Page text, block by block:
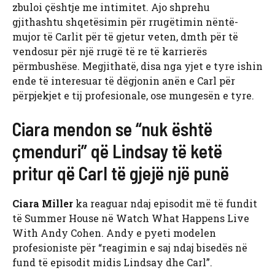
zbuloi çështje me intimitet. Ajo shprehu
gjithashtu shqetësimin për rrugëtimin nëntë-
mujor të Carlit për të gjetur veten, dmth për të
vendosur për një rrugë të re të karrierës
përmbushëse. Megjithatë, disa nga yjet e tyre ishin
ende të interesuar të dëgjonin anën e Carl për
përpjekjet e tij profesionale, ose mungesën e tyre.
Ciara mendon se “nuk është
çmenduri” që Lindsay të ketë
pritur që Carl të gjejë një punë
Ciara Miller ka reaguar ndaj episodit më të fundit
të Summer House në Watch What Happens Live
With Andy Cohen. Andy e pyeti modelen
profesioniste për “reagimin e saj ndaj bisedës në
fund të episodit midis Lindsay dhe Carl”.